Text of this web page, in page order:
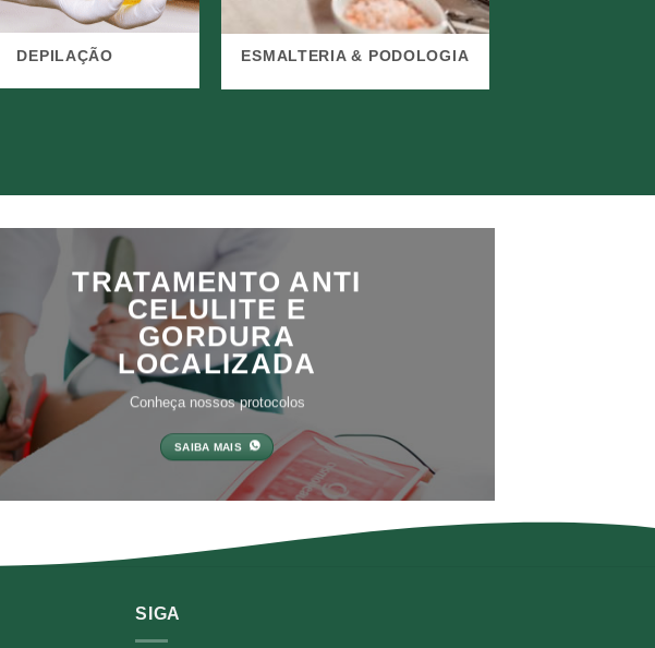
DEPILAÇÃO ESMALTERIA & PODOLOGIA
TRATAMENTO ANTI
CELULITE E
GORDURA
LOCALIZADA
Conheça nossos protocolos
SAIBA MAIS
SIGA